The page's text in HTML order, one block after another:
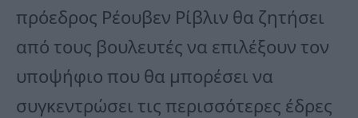
πρόεδρος Ρέουβεν Ρίβλιν θα ζητήσει
από τους βουλευτές να επιλέξουν τον
υποψήφιο που θα μπορέσει να
συγκεντρώσει τις περισσότερες έδρες